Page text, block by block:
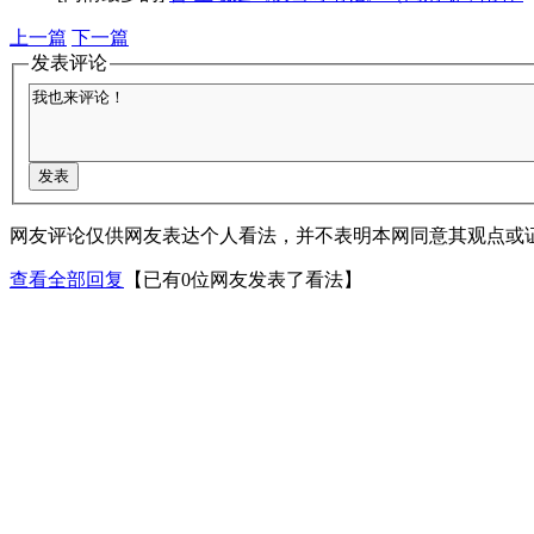
上一篇 下一篇
发表评论
网友评论仅供网友表达个人看法，并不表明本网同意其观点或
查看全部回复 【已有0位网友发表了看法】